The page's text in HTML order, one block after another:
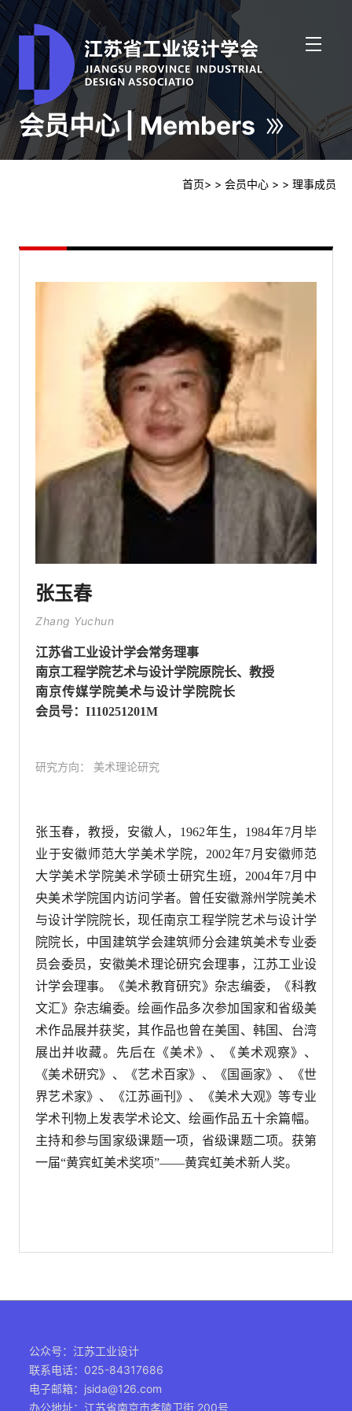
会员中心 | Members
首页> > 会员中心 > > 理事成员
张玉春
Zhang Yuchun
江苏省工业设计学会常务理事
南京工程学院艺术与设计学院原院长、教授
南京传媒学院美术与设计学院院长
会员号：I110251201M
研究方向： 美术理论研究
张玉春，教授，安徽人，1962年生，1984年7月毕
业于安徽师范大学美术学院，2002年7月安徽师范
大学美术学院美术学硕士研究生班，2004年7月中
央美术学院国内访问学者。曾任安徽滁州学院美术
与设计学院院长，现任南京工程学院艺术与设计学
院院长，中国建筑学会建筑师分会建筑美术专业委
员会委员，安徽美术理论研究会理事，江苏工业设
计学会理事。《美术教育研究》杂志编委，《科教
文汇》杂志编委。绘画作品多次参加国家和省级美
术作品展并获奖，其作品也曾在美国、韩国、台湾
展出并收藏。先后在《美术》、《美术观察》、
《美术研究》、《艺术百家》、《国画家》、《世
界艺术家》、《江苏画刊》、《美术大观》等专业
学术刊物上发表学术论文、绘画作品五十余篇幅。
主持和参与国家级课题一项，省级课题二项。获第
一届“黄宾虹美术奖项”——黄宾虹美术新人奖。
公众号：江苏工业设计
联系电话：025-84317686
电子邮箱：jsida@126.com
办公地址：江苏省南京市孝陵卫街 200号